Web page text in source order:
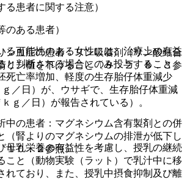
る可能性のある女性には、治療上の有益
と判断される場合にのみ投与すること
死亡率増加、軽度の生存胎仔体重減少
ｇ／日）が、ウサギで、生存胎仔体重減
ｇ／日）が報告されている）。
母乳栄養の有益性を考慮し、授乳の継続
こと（動物実験（ラット）で乳汁中に移
れており、また、授乳中摂食抑制及び離
る患者に関する注意）
のある患者）
血症の患者：リン吸着剤（リン酸結合
リン値を下げること〔８．２、８．３参
の患者：マグネシウム含有製剤との併
（腎よりのマグネシウムの排泄が低下し
１０．２参照〕。